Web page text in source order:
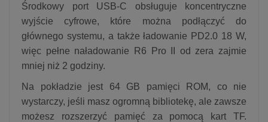
Środkowy port USB-C obsługuje koncentryczne
wyjście cyfrowe, które można podłączyć do
głównego systemu, a także ładowanie PD2.0 18 W,
więc pełne naładowanie R6 Pro II od zera zajmie
mniej niż 2 godziny.
Na pokładzie jest 64 GB pamięci ROM, co nie
wystarczy, jeśli masz ogromną bibliotekę, ale zawsze
możesz rozszerzyć pamięć za pomocą kart TF.